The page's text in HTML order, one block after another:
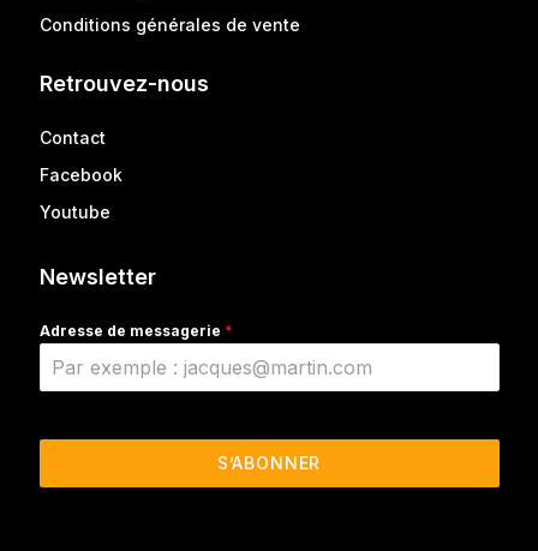
Conditions générales de vente
Retrouvez-nous
Contact
Facebook
Youtube
Newsletter
Adresse de messagerie *
S’ABONNER